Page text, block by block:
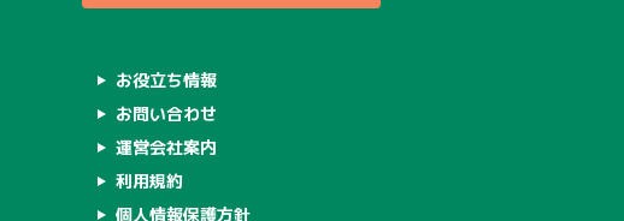
お役立ち情報
お問い合わせ
運営会社案内
利用規約
個人情報保護方針